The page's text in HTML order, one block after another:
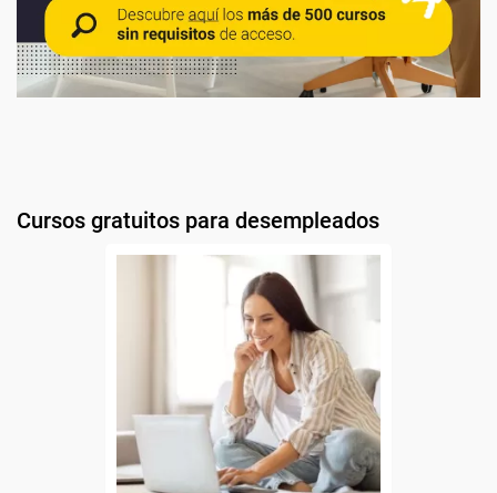
Cursos gratuitos para desempleados